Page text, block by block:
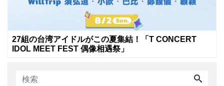
27組の台湾アイドルがこの夏集結！「T CONCERT
IDOL MEET FEST 偶像相遇祭」